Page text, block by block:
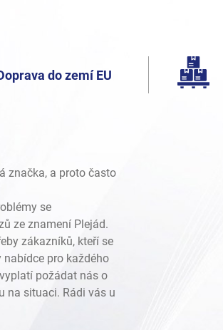
do zemí EU
značka, a proto často
se
ze znamení Plejád.
zákazníků, kteří se
pro každého
požádat nás o
na situaci. Rádi vás u